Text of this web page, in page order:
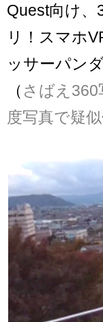
Quest向け
リ！スマホ
ッサーパン
（ さばえ360
度写真で疑